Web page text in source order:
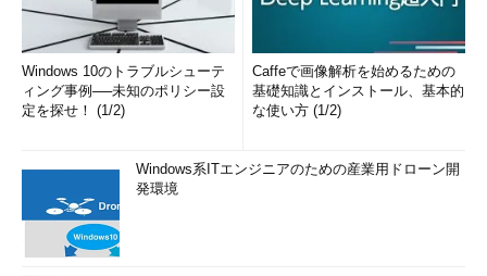
Windows 10のトラブルシューテ
ィング事例──未知のポリシー設
定を探せ！ (1/2)
Caffeで画像解析を始めるための
基礎知識とインストール、基本的
な使い方 (1/2)
Windows系ITエンジニアのための産業用ドローン開
発環境